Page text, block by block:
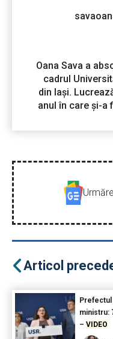
Oana Sava a
cadrul
din Iași.
anul în care și-a
Articol
Prefectul
ministru:
– VIDEO